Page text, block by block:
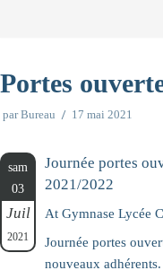
contenu
Portes
parBureau 17 mai 2021
sam
03
Juil
2021
Journée portes
2021/2022
At Gymnase Lycée
Journée portes
nouveaux adhérents.